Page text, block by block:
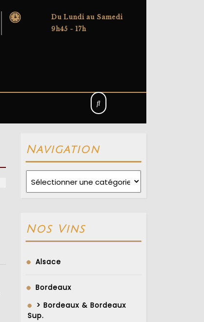
Du Lundi au Samedi
9h45 - 17h
Navigation
Nos Vins
Alsace
Bordeaux
> Bordeaux & Bordeaux
Sup.